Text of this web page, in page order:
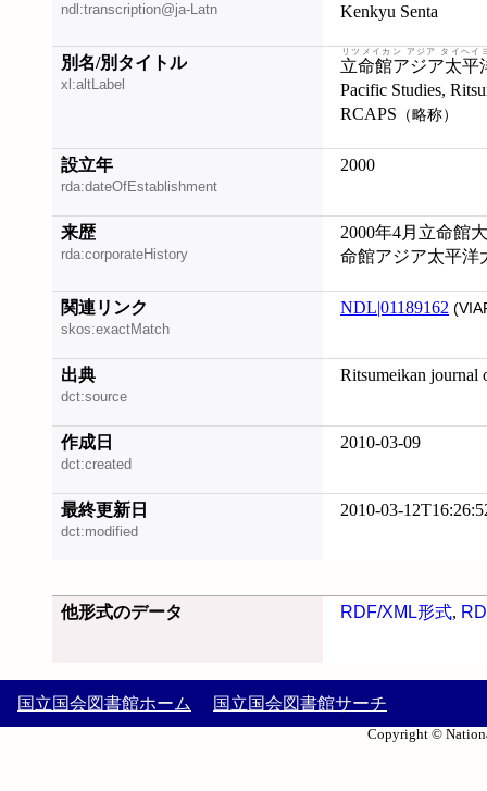
ndl:transcription@ja-Latn
Kenkyu Senta
別名/別タイトル
xl:altLabel
立命館アジア太平
リツメイカン アジア タイヘイ
Pacific Studies,
RCAPS （略称）
設立年
rda:dateOfEstablishment
2000
来歴
rda:corporateHistory
2000年4月立命館
命館アジア太平洋
関連リンク
skos:exactMatch
NDL|01189162
出典
dct:source
Ritsumeikan journal
作成日
dct:created
2010-03-09
最終更新日
dct:modified
2010-03-
他形式のデータ RDF/XML形式,
国立国会図書館ホーム 国立国会図書館サーチ
Copyright ©